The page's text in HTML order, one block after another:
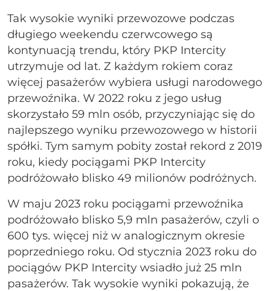
Tak wysokie wyniki przewozowe podczas
długiego weekendu czerwcowego są
kontynuacją trendu, który PKP Intercity
utrzymuje od lat. Z każdym rokiem coraz
więcej pasażerów wybiera usługi narodowego
przewoźnika. W 2022 roku z jego usług
skorzystało 59 mln osób, przyczyniając się do
najlepszego wyniku przewozowego w historii
spółki. Tym samym pobity został rekord z 2019
roku, kiedy pociągami PKP Intercity
podróżowało blisko 49 milionów podróżnych.
W maju 2023 roku pociągami przewoźnika
podróżowało blisko 5,9 mln pasażerów, czyli o
600 tys. więcej niż w analogicznym okresie
poprzedniego roku. Od stycznia 2023 roku do
pociągów PKP Intercity wsiadło już 25 mln
pasażerów. Tak wysokie wyniki pokazują, że